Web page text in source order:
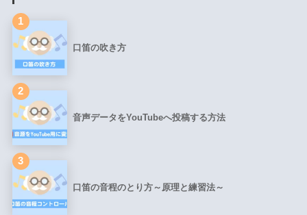
1
口笛の吹き方
2
音声データをYouTubeへ投稿する方法
3
口笛の音程のとり方～原理と練習法～